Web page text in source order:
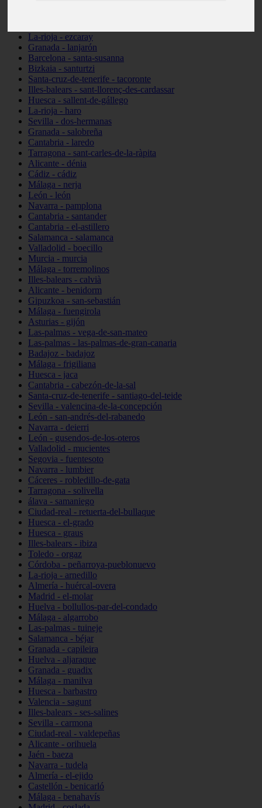
La-rioja - ezcaray
Granada - lanjarón
Barcelona - santa-susanna
Bizkaia - santurtzi
Santa-cruz-de-tenerife - tacoronte
Illes-balears - sant-llorenç-des-cardassar
Huesca - sallent-de-gállego
La-rioja - haro
Sevilla - dos-hermanas
Granada - salobreña
Cantabria - laredo
Tarragona - sant-carles-de-la-ràpita
Alicante - dénia
Cádiz - cádiz
Málaga - nerja
León - león
Navarra - pamplona
Cantabria - santander
Cantabria - el-astillero
Salamanca - salamanca
Valladolid - boecillo
Murcia - murcia
Málaga - torremolinos
Illes-balears - calvià
Alicante - benidorm
Gipuzkoa - san-sebastián
Málaga - fuengirola
Asturias - gijón
Las-palmas - vega-de-san-mateo
Las-palmas - las-palmas-de-gran-canaria
Badajoz - badajoz
Málaga - frigiliana
Huesca - jaca
Cantabria - cabezón-de-la-sal
Santa-cruz-de-tenerife - santiago-del-teide
Sevilla - valencina-de-la-concepción
León - san-andrés-del-rabanedo
Navarra - deierri
León - gusendos-de-los-oteros
Valladolid - mucientes
Segovia - fuentesoto
Navarra - lumbier
Cáceres - robledillo-de-gata
Tarragona - solivella
álava - samaniego
Ciudad-real - retuerta-del-bullaque
Huesca - el-grado
Huesca - graus
Illes-balears - ibiza
Toledo - orgaz
Córdoba - peñarroya-pueblonuevo
La-rioja - arnedillo
Almería - huércal-overa
Madrid - el-molar
Huelva - bollullos-par-del-condado
Málaga - algarrobo
Las-palmas - tuineje
Salamanca - béjar
Granada - capileira
Huelva - aljaraque
Granada - guadix
Málaga - manilva
Huesca - barbastro
Valencia - sagunt
Illes-balears - ses-salines
Sevilla - carmona
Ciudad-real - valdepeñas
Alicante - orihuela
Jaén - baeza
Navarra - tudela
Almería - el-ejido
Castellón - benicarló
Málaga - benahavís